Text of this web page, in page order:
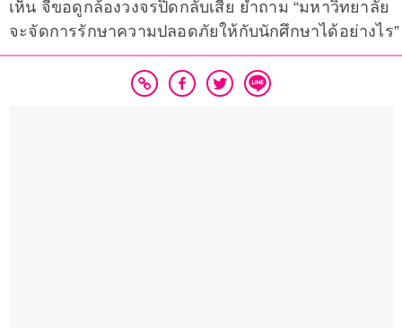
เห็น จี้ขอดูกล้องวงจรปิดกลับเสีย ย้ำถาม “มหาวิทยาลัย
จะจัดการรักษาความปลอดภัยให้กับนักศึกษาได้อย่างไร”